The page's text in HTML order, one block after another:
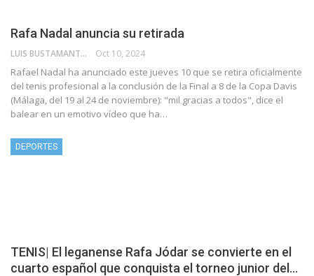
Rafa Nadal anuncia su retirada
LUIS BUSTAMANTE VELARDE Oct 10, 2024
Rafael Nadal ha anunciado este jueves 10 que se retira oficialmente
del tenis profesional a la conclusión de la Final a 8 de la Copa Davis
(Málaga, del 19 al 24 de noviembre): "mil gracias a todos", dice el
balear en un emotivo vídeo que ha…
DEPORTES
TENIS| El leganense Rafa Jódar se convierte en el
cuarto español que conquista el torneo junior del…